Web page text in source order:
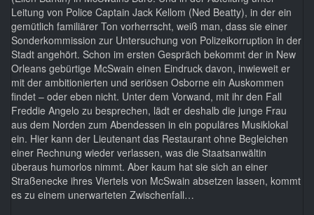
Leitung von Police Captain Jack Kellom (Ned Beatty), in der ein
gemütlich familiärer Ton vorherrscht, weiß man, dass sie einer
Sonderkommission zur Untersuchung von Polizeikorruption in der
Stadt angehört. Schon im ersten Gespräch bekommt der in New
Orleans gebürtige McSwain einen Eindruck davon, inwieweit er
mit der ambitionierten und seriösen Osborne ein Auskommen
findet – oder eben nicht. Unter dem Vorwand, mit ihr den Fall
Freddie Angelo zu besprechen, lädt er deshalb die junge Frau
aus dem Norden zum Abendessen in ein populäres Musiklokal
ein. Hier kann der Lieutenant das Restaurant ohne Begleichen
einer Rechnung wieder verlassen, was die Staatsanwältin
überaus humorlos nimmt. Aber kaum hat sie sich an einer
Straßenecke ihres Viertels von McSwain absetzen lassen, kommt
es zu einem unerwarteten Zwischenfall…